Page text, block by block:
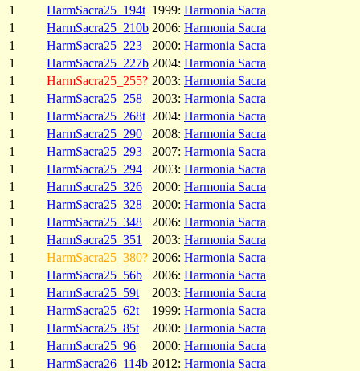
1
HarmSacra25_194t 1999: Harmonia Sacra
1
HarmSacra25_210b 2006: Harmonia Sacra
1
HarmSacra25_223 2000: Harmonia Sacra
1
HarmSacra25_227b 2004: Harmonia Sacra
1
HarmSacra25_255? 2003: Harmonia Sacra
1
HarmSacra25_258 2003: Harmonia Sacra
1
HarmSacra25_268t 2004: Harmonia Sacra
1
HarmSacra25_290 2008: Harmonia Sacra
1
HarmSacra25_293 2007: Harmonia Sacra
1
HarmSacra25_294 2003: Harmonia Sacra
1
HarmSacra25_326 2000: Harmonia Sacra
1
HarmSacra25_328 2000: Harmonia Sacra
1
HarmSacra25_348 2006: Harmonia Sacra
1
HarmSacra25_351 2003: Harmonia Sacra
1
HarmSacra25_380? 2006: Harmonia Sacra
1
HarmSacra25_56b 2006: Harmonia Sacra
1
HarmSacra25_59t 2003: Harmonia Sacra
1
HarmSacra25_62t 1999: Harmonia Sacra
1
HarmSacra25_85t 2000: Harmonia Sacra
1
HarmSacra25_96 2000: Harmonia Sacra
1
HarmSacra26_114b 2012: Harmonia Sacra